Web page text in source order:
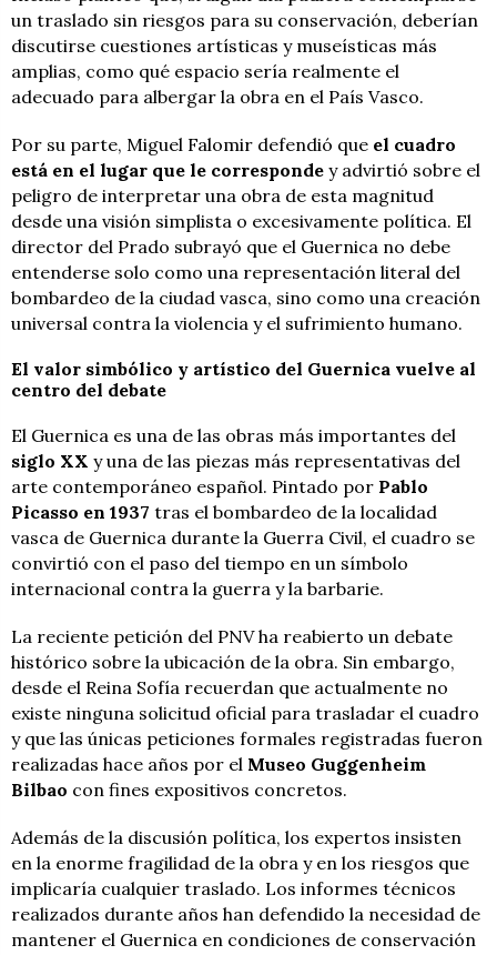
un traslado sin riesgos para su conservación, deberían
discutirse cuestiones artísticas y museísticas más
amplias, como qué espacio sería realmente el
adecuado para albergar la obra en el País Vasco.
Por su parte, Miguel Falomir defendió que el cuadro
está en el lugar que le corresponde y advirtió sobre el
peligro de interpretar una obra de esta magnitud
desde una visión simplista o excesivamente política. El
director del Prado subrayó que el Guernica no debe
entenderse solo como una representación literal del
bombardeo de la ciudad vasca, sino como una creación
universal contra la violencia y el sufrimiento humano.
El valor simbólico y artístico del Guernica vuelve al
centro del debate
El Guernica es una de las obras más importantes del
siglo XX y una de las piezas más representativas del
arte contemporáneo español. Pintado por Pablo
Picasso en 1937 tras el bombardeo de la localidad
vasca de Guernica durante la Guerra Civil, el cuadro se
convirtió con el paso del tiempo en un símbolo
internacional contra la guerra y la barbarie.
La reciente petición del PNV ha reabierto un debate
histórico sobre la ubicación de la obra. Sin embargo,
desde el Reina Sofía recuerdan que actualmente no
existe ninguna solicitud oficial para trasladar el cuadro
y que las únicas peticiones formales registradas fueron
realizadas hace años por el Museo Guggenheim
Bilbao con fines expositivos concretos.
Además de la discusión política, los expertos insisten
en la enorme fragilidad de la obra y en los riesgos que
implicaría cualquier traslado. Los informes técnicos
realizados durante años han defendido la necesidad de
mantener el Guernica en condiciones de conservación